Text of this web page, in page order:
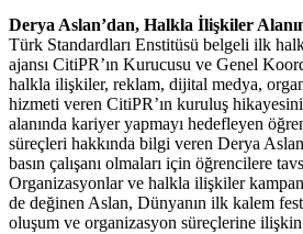
Derya Aslan’dan, Halkla İlişkiler
Türk Standardları Enstitüsü belgeli ilk
ajansı CitiPR’ın Kurucusu ve Genel
halkla ilişkiler, reklam, dijital medya,
hizmeti veren CitiPR’ın kuruluş
alanında kariyer yapmayı hedefleyen
süreçleri hakkında bilgi veren Derya
basın çalışanı olmaları için öğrencilere
Organizasyonlar ve halkla ilişkiler
de değinen Aslan, Dünyanın ilk kalem
oluşum ve organizasyon süreçlerine